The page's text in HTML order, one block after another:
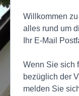
Willkommen
alles rund um
Ihr E-Mail
Wenn Sie sich
bezüglich der
melden Sie